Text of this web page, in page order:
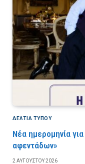
ΔΕΛΤΙΑ ΤΥΠΟΥ
Νέα ημερομηνία
αφεντάδων»
2 ΑΥΓΟΎΣΤΟΥ 2026